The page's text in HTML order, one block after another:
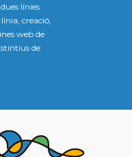
línies
creació,
web de
de